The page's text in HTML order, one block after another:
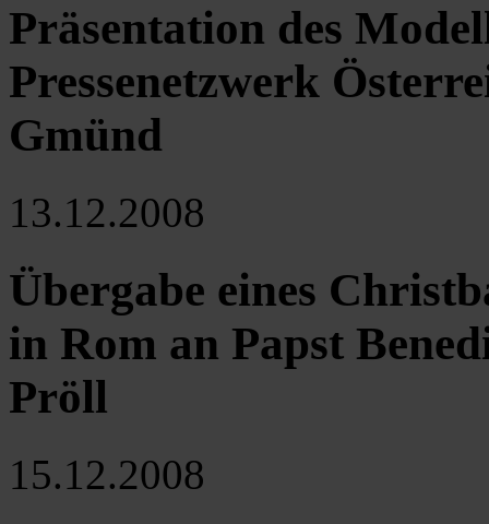
Präsentation des
Pressenetzwerk
Gmünd
13.12.2008
Übergabe eines
in Rom an Papst
Pröll
15.12.2008